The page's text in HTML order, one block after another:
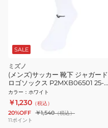
SALE
ミズノ
(メンズ)サッカー 靴下 ジャガード
ロゴソックス P2MXB06501 25-
27cm
カラー ： ホワイト
￥1,230 （税込）
20%OFF ￥1,540（税込）
11ポイント